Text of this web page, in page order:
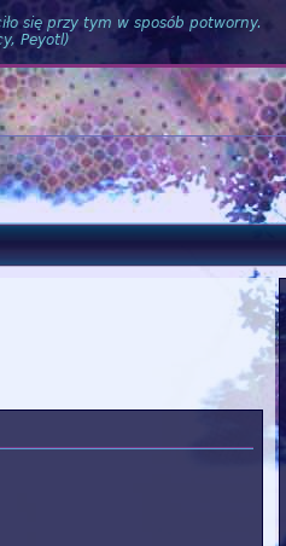
się przy tym w sposób potworny.
Peyotl)